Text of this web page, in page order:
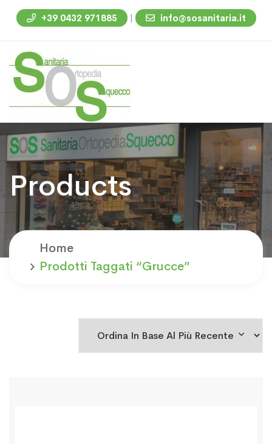
+39 0432 971885 | info@sosanitaria.it
Products
Home
Prodotti Taggati “grucce”